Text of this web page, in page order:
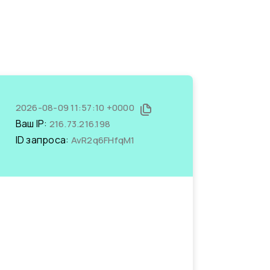
2026-08-09 11:57:10 +0000
Ваш IP: 216.73.216.198
ID запроса: AvR2q6FHfqM1